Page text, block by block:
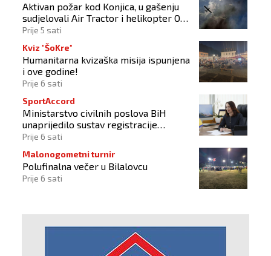
Aktivan požar kod Konjica, u gašenju
sudjelovali Air Tractor i helikopter OS-
a BiH
Prije 5 sati
Kviz "ŠoKre"
Humanitarna kvizaška misija ispunjena
i ove godine!
Prije 6 sati
SportAccord
Ministarstvo civilnih poslova BiH
unaprijedilo sustav registracije
sportskih organizacija
Prije 6 sati
Malonogometni turnir
Polufinalna večer u Bilalovcu
Prije 6 sati